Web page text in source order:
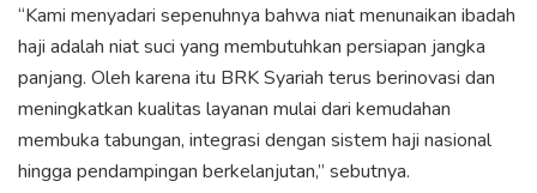
“Kami menyadari sepenuhnya bahwa niat menunaikan ibadah
haji adalah niat suci yang membutuhkan persiapan jangka
panjang. Oleh karena itu BRK Syariah terus berinovasi dan
meningkatkan kualitas layanan mulai dari kemudahan
membuka tabungan, integrasi dengan sistem haji nasional
hingga pendampingan berkelanjutan,” sebutnya.